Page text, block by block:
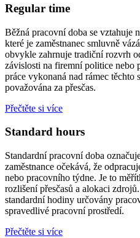
Regular time
Běžná pracovní doba se vztahuje
které je zaměstnanec smluvně
obvykle zahrnuje tradiční rozvrh
závislosti na firemní politice nebo
práce vykonaná nad rámec
považována za přesčas.
Přečtěte si více
Standard hours
Standardní pracovní doba
zaměstnance očekává, že
nebo pracovního týdne. Je to
rozlišení přesčasů a alokaci
standardní hodiny určovány
spravedlivé pracovní prostředí.
Přečtěte si více